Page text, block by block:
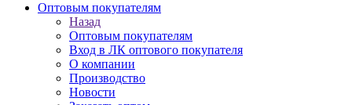
Оптовым покупателям
Назад
Оптовым покупателям
Вход в ЛК оптового покупателя
О компании
Производство
Новости